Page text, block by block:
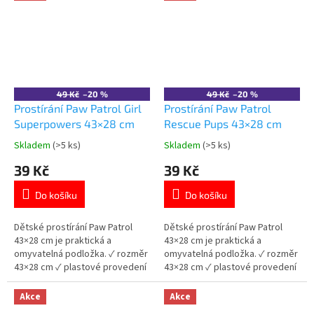
49 Kč –20 %
Prostírání Paw Patrol Girl
Superpowers 43×28 cm
Průměrné
produktu
5,0
5
hvězdiček.
Skladem (>5 ks)
39 Kč
Do košíku
Dětské prostírání Paw Patrol
43×28 cm je praktická a
omyvatelná podložka. ✓ rozměr
43×28 cm ✓ plastové provedení
✓ licencovaný motiv Paw Patrol
👉 Více produktů Paw Patrol
49 Kč –20 %
Prostírání Paw Patrol
Rescue Pups 43×28 cm
Průměrné
produktu
5,0
5
hvězdiček.
Skladem (>5 ks)
39 Kč
Do košíku
Dětské prostírání Paw Patrol
43×28 cm je praktická a
omyvatelná podložka. ✓ rozměr
43×28 cm ✓ plastové provedení
✓ licencovaný motiv Paw Patrol
👉 Více produktů Paw Patrol
Akce Akce